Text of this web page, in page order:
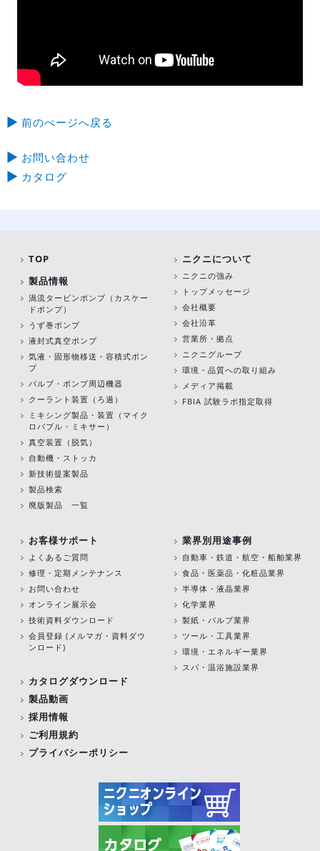
前のぺージへ戻る
お問い合わせ
カタログ
TOP
製品情報
渦流タービンポンプ （カスケー
ドポンプ）
うず巻ポンプ
液封式真空ポンプ
気液・固形物移送・容積式ポン
プ
バルブ・ポンプ周辺機器
クーラント装置（ろ過）
ミキシング製品・装置（マイク
ロバブル・ミキサー）
真空装置（脱気）
自動機・ストッカ
新技術提案製品
製品検索
廃版製品 一覧
ニクニについて
ニクニの強み
トップメッセージ
会社概要
会社沿革
営業所・拠点
ニクニグループ
環境・品質への取り組み
メディア掲載
FBIA 試験ラボ指定取得
お客様サポート
よくあるご質問
修理・定期メンテナンス
お問い合わせ
オンライン展示会
技術資料ダウンロード
会員登録 (メルマガ・資料ダウ
ンロード)
カタログダウンロード
製品動画
採用情報
ご利用規約
プライバシーポリシー
業界別用途事例
自動車・鉄道・航空・船舶業界
食品・医薬品・化粧品業界
半導体・液晶業界
化学業界
製紙・パルプ業界
ツール・工具業界
環境・エネルギー業界
スパ・温浴施設業界